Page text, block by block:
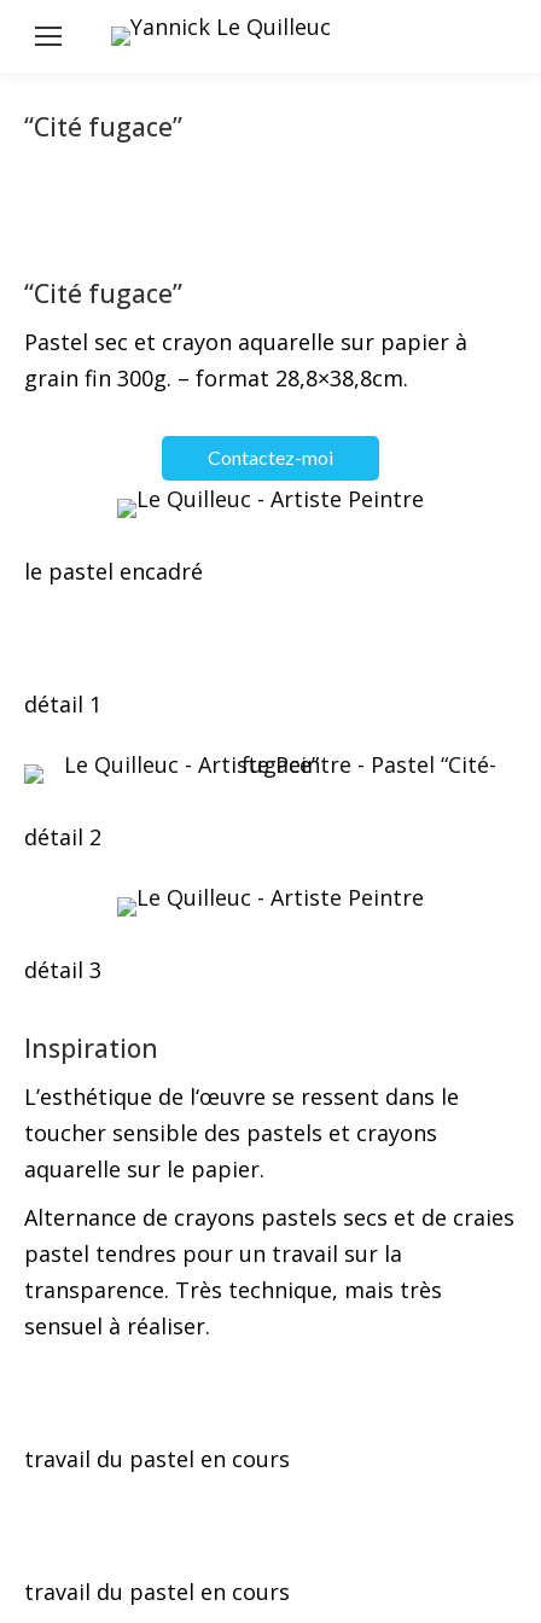
“Cité fugace”
“Cité fugace”
Pastel sec et crayon aquarelle sur papier à
grain fin 300g. – format 28,8×38,8cm.
Contactez-moi
le pastel encadré
détail 1
détail 2
détail 3
Inspiration
L’esthétique de l‘œuvre se ressent dans le
toucher sensible des pastels et crayons
aquarelle sur le papier.
Alternance de crayons pastels secs et de craies
pastel tendres pour un travail sur la
transparence. Très technique, mais très
sensuel à réaliser.
travail du pastel en cours
travail du pastel en cours